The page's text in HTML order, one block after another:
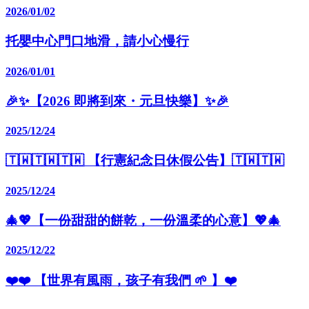
2026/01/02
托嬰中心門口地滑，請小心慢行
2026/01/01
🎉✨【2026 即將到來・元旦快樂】✨🎉
2025/12/24
🇹🇼🇹🇼🇹🇼 【行憲紀念日休假公告】🇹🇼🇹🇼
2025/12/24
🎄💖【一份甜甜的餅乾，一份溫柔的心意】💖🎄
2025/12/22
❤️❤️ 【世界有風雨，孩子有我們 🌱 】❤️